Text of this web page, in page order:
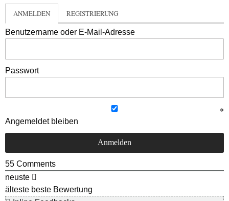
ANMELDEN REGISTRIERUNG
Benutzername oder E-Mail-Adresse
Passwort
Angemeldet bleiben
55 Comments
neuste
älteste beste Bewertung